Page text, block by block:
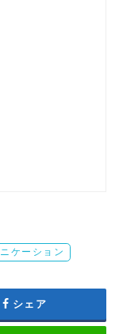
ケーション
シェア